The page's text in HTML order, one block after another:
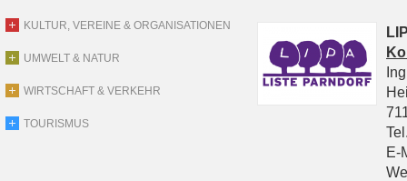
KULTUR, VEREINE & ORGANISATIONEN
UMWELT & NATUR
WIRTSCHAFT & VERKEHR
TOURISMUS
E-